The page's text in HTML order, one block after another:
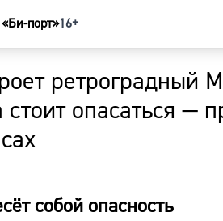
порт»16+
ретроградный
опасаться —
собой опасность